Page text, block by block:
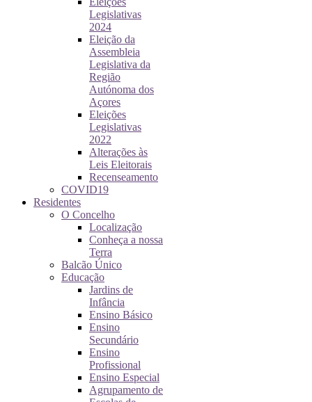
Legislativas
2024
Eleição da
Assembleia
Legislativa da
Região
Autónoma dos
Açores
Eleições
Legislativas
2022
Alterações às
Leis Eleitorais
Recenseamento
COVID19
Residentes
O Concelho
Localização
Conheça a nossa
Terra
Balcão Único
Educação
Jardins de
Infância
Ensino Básico
Ensino
Secundário
Ensino
Profissional
Ensino Especial
Agrupamento de